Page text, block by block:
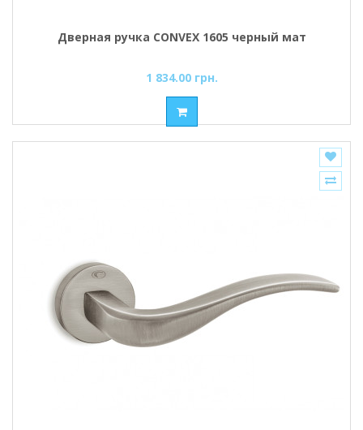
Дверная ручка CONVEX 1605 черный мат
1 834.00 грн.